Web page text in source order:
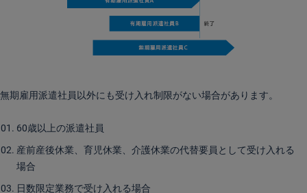
無期雇用派遣社員以外にも受け入れ制限がない場合があります。
60歳以上の派遣社員
産前産後休業、育児休業、介護休業の代替要員として受け入れる
場合
日数限定業務で受け入れる場合